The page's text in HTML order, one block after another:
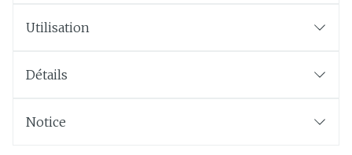
Utilisation
Détails
Notice